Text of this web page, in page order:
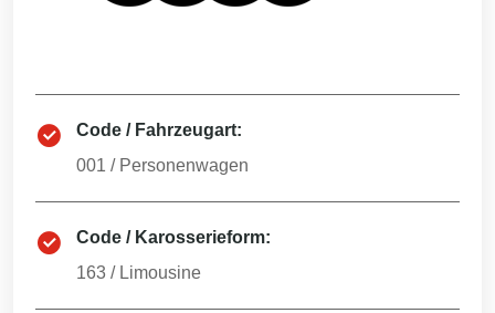
Code / Fahrzeugart:
001 / Personenwagen
Code / Karosserieform:
163 / Limousine